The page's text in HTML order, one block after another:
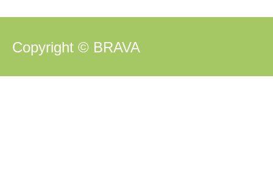
Copyright © BRAVA